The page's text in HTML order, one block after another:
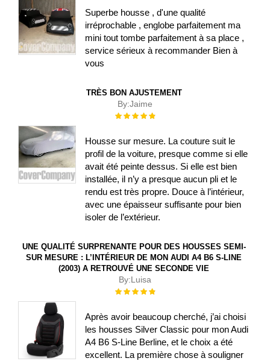
Superbe housse , d'une qualité
irréprochable , englobe parfaitement ma
mini tout tombe parfaitement à sa place ,
service sérieux à recommander Bien à
vous
TRÈS BON AJUSTEMENT
By:Jaime
Évaluation :
Housse sur mesure. La couture suit le
profil de la voiture, presque comme si elle
avait été peinte dessus. Si elle est bien
installée, il n’y a presque aucun pli et le
rendu est très propre. Douce à l’intérieur,
avec une épaisseur suffisante pour bien
isoler de l’extérieur.
UNE QUALITÉ SURPRENANTE POUR DES HOUSSES SEMI-
SUR MESURE : L’INTÉRIEUR DE MON AUDI A4 B6 S-LINE
(2003) A RETROUVÉ UNE SECONDE VIE
By:Luisa
Évaluation :
Après avoir beaucoup cherché, j’ai choisi
les housses Silver Classic pour mon Audi
A4 B6 S-Line Berline, et le choix a été
excellent. La première chose à souligner